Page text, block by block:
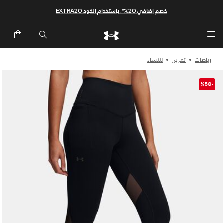
خصم إضافي 20%*. باستخدام الكود EXTRA20
رياضات تمرين للنساء
-%58